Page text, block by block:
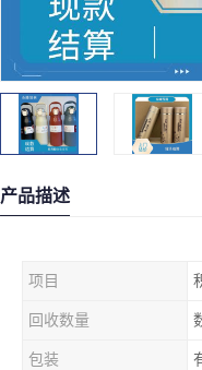
产品描述
项目
回收数量
包装